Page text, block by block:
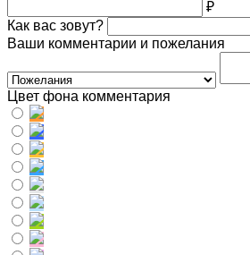
₽
Как вас зовут?
Ваши комментарии и пожелания
Цвет фона комментария